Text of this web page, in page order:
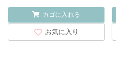
カゴに入れる
お気に入り